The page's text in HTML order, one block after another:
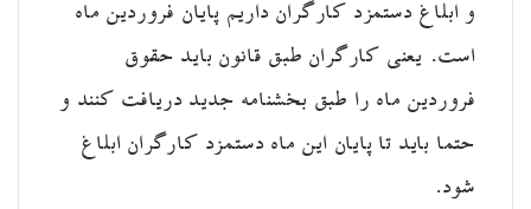
و ابلاغ دستمزد کارگران داریم پایان فروردین ماه
است. یعنی کارگران طبق قانون باید حقوق
فروردین ماه را طبق بخشنامه جدید دریافت کنند و
حتما باید تا پایان این ماه دستمزد کارگران ابلاغ
شود.